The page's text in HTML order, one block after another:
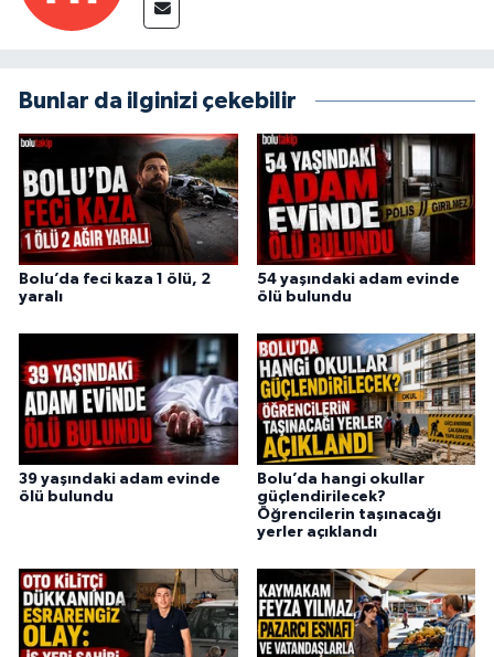
Bunlar da ilginizi çekebilir
Bolu’da feci kaza 1 ölü, 2
yaralı
54 yaşındaki adam evinde
ölü bulundu
39 yaşındaki adam evinde
ölü bulundu
Bolu’da hangi okullar
güçlendirilecek?
Öğrencilerin taşınacağı
yerler açıklandı